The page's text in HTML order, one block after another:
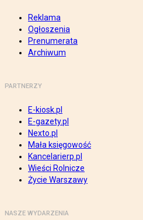
Reklama
Ogłoszenia
Prenumerata
Archiwum
PARTNERZY
E-kiosk.pl
E-gazety.pl
Nexto.pl
Mała księgowość
Kancelarierp.pl
Wieści Rolnicze
Życie Warszawy
NASZE WYDARZENIA